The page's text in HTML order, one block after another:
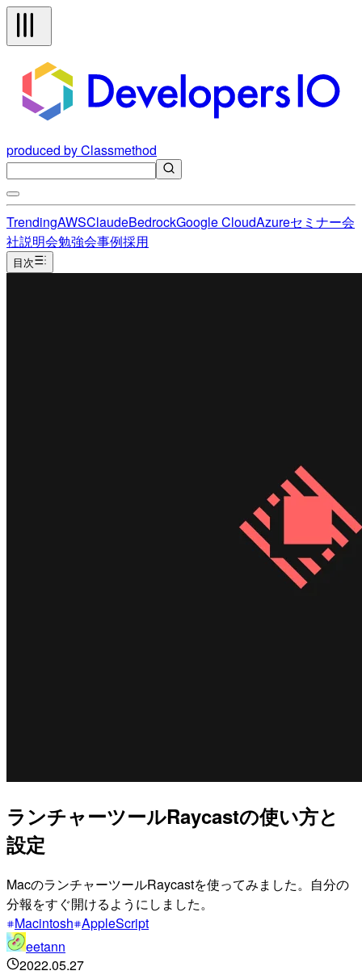
produced by Classmethod
TrendingAWSClaudeBedrockGoogle CloudAzureセミナー会
社説明会勉強会事例採用
目次
ランチャーツールRaycastの使い方と
設定
MacのランチャーツールRaycastを使ってみました。自分の
分報をすぐ開けるようにしました。
Macintosh AppleScript
eetann
2022.05.27